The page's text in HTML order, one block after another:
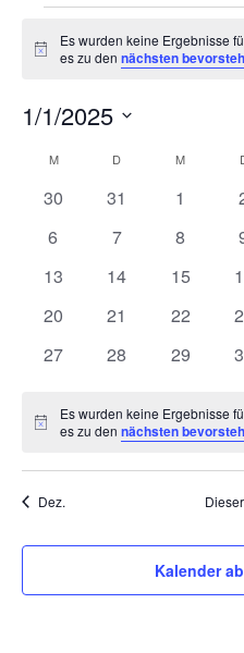
Veranstaltungen
Hinweis
Es wurden keine Ergebnisse
es zu dennächsten
1/1/2025
wählen.
Kalender
von
MMONTAG D DIENSTAGM
0
30
0
31
0
1
0
6
0
7
0
8
0
13
0
14
0
15
0
0
20
0
21
0
22
0
0
27
0
28
0
29
0
Hinweis
Es wurden keine Ergebnisse
es zu dennächsten
Dez.
Kalender